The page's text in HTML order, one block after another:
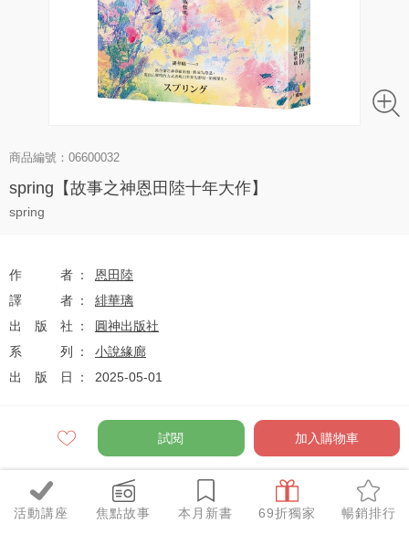
活動講座 焦點故事 本月新書 69折獨家 暢銷排行
商品編號：06600032
spring【故事之神恩田陸十年大作】
spring
作者
恩田陸
譯者
緋華璃
出版社
圓神出版社
系列
小說緣廊
出版日
2025-05-01
定價 $540
優惠價 折
試閱 加入購物車